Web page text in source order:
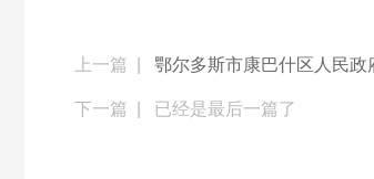
上一篇 | 鄂尔多斯市康巴什区人民
下一篇 | 已经是最后一篇了